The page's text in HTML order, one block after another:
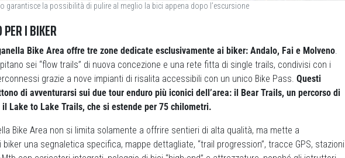
garantisce la possibilità di pulire al meglio la bici appena dopo l’escursione
I BIKER
Bike Area offre tre zone dedicate esclusivamente ai biker: Andalo, Fai e Molveno.
sei “flow trails” di nuova concezione e una rete fitta di single trails, condivisi con i
grazie a nove impianti di risalita accessibili con un unico Bike Pass. Questi
di avventurarsi sui due tour enduro più iconici dell’area: il Bear Trails, un percorso di
Lake to Lake Trails, che si estende per 75 chilometri.
Bike Area non si limita solamente a offrire sentieri di alta qualità, ma mette a
biker una segnaletica specifica, mappe dettagliate, “trail progression”, tracce GPS, stazioni